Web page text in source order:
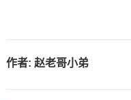
作者: 赵老哥小弟